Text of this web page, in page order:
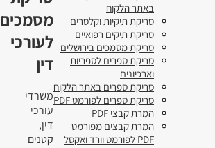
מסמכים
לעורכי
דין
משרדי
עורכי
דין,
קטנים
באתר הלקוח
סריקת תיקיות וקלסרים
סריקת תיקים רפואיים
סריקת מסמכים בירושלים
סריקת ספרים לספריות
וארכיונים
סריקת ספרים באתר הלקוח
סריקת ספרים לפורמט PDF
המרת קבצי PDF
המרת קבצים מפורמט
PDF לפורמט וורד ואקסל